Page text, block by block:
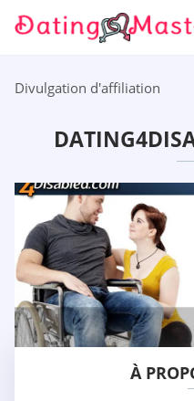
Divulgation d'affiliation
À